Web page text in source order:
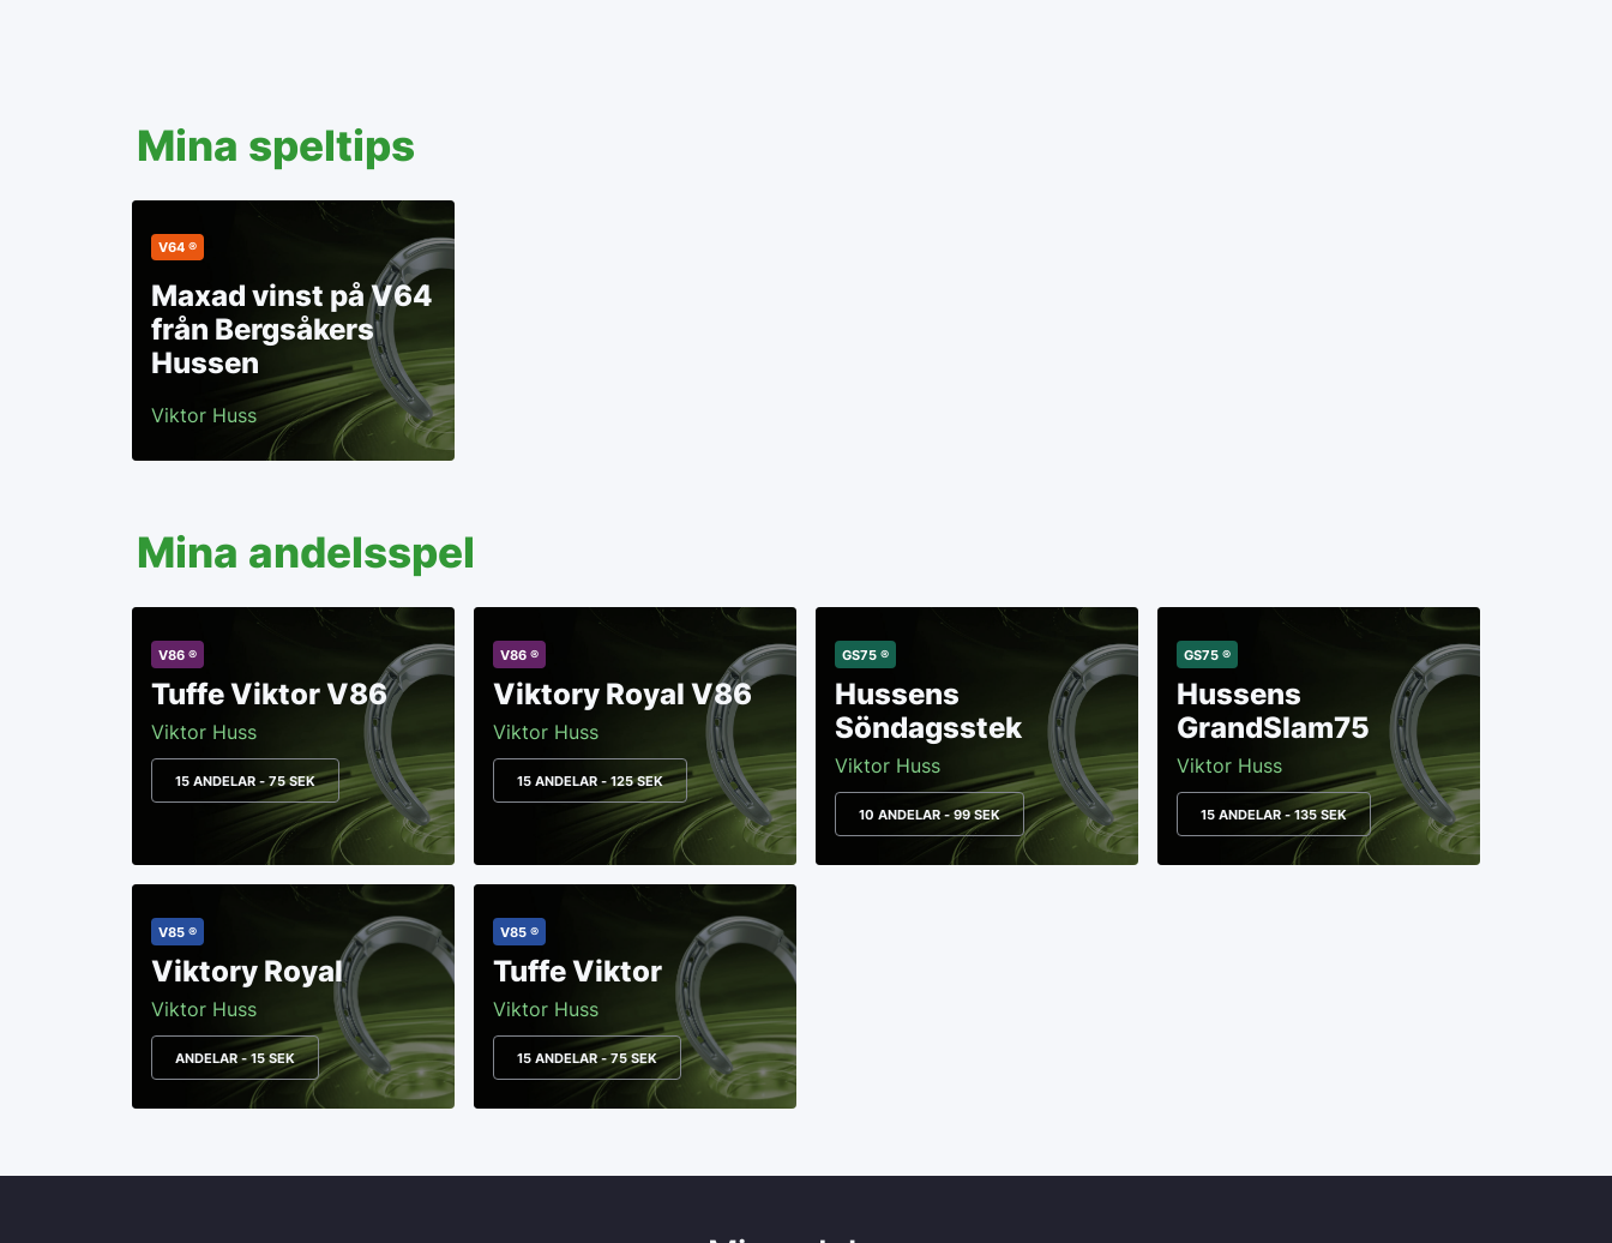
Mina speltips
V64 ®
Maxad vinst på V64
från Bergsåkers
Hussen
Viktor Huss
Mina andelsspel
V86 ®
Tuffe Viktor V86
Viktor Huss
15 ANDELAR - 75 SEK
V86 ®
Viktory Royal V86
Viktor Huss
15 ANDELAR - 125 SEK
GS75 ®
Hussens
Söndagsstek
Viktor Huss
10 ANDELAR - 99 SEK
GS75 ®
Hussens
GrandSlam75
Viktor Huss
15 ANDELAR - 135 SEK
V85 ®
Viktory Royal
Viktor Huss
ANDELAR - 15 SEK
V85 ®
Tuffe Viktor
Viktor Huss
15 ANDELAR - 75 SEK